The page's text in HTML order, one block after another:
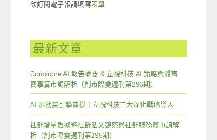
欲訂閱電子報請填寫表單
最新文章
Comscore AI 報告摘要 & 立視科技 AI 策略與體育
賽事篇市調解析（創市際雙週刊第296期）
AI 驅動雙引擎商模：立視科技三大深化戰略導入
社群增量數據暨社群貼文觀察與社群服務篇市調解
析（創市際雙週刊第295期）